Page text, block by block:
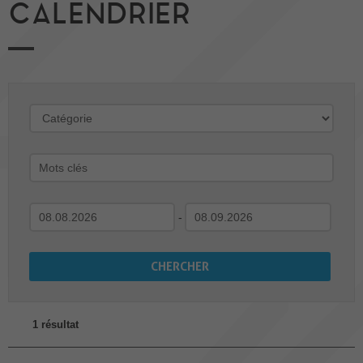
CALENDRIER
-
1 résultat